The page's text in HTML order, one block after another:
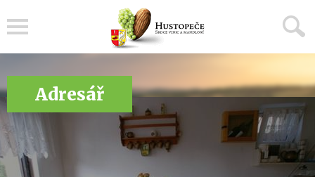
Adresář